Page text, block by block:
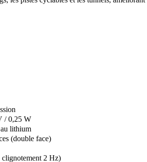
/ 0,25 W
lithium
(double face)
2 Hz)